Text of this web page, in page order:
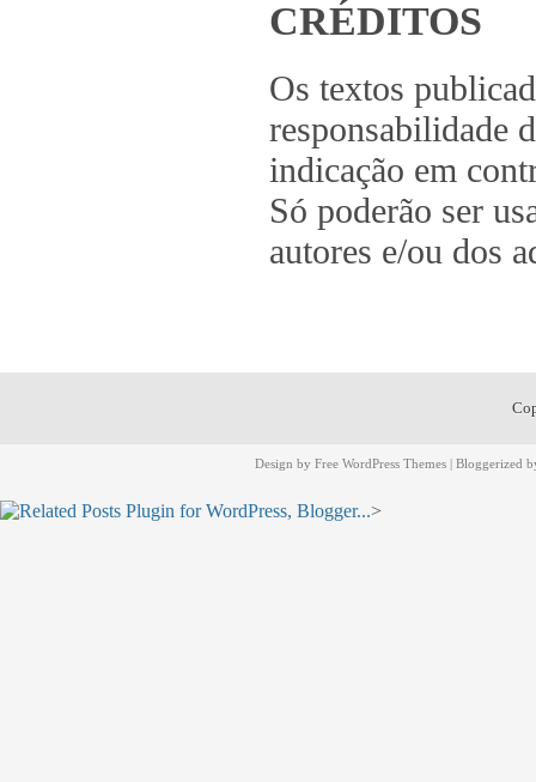
CRÉDITOS
Os textos
responsabilidade
indicação em
Só poderão ser
autores e/ou dos
Design by Free WordPress Themes | Bloggerized
>